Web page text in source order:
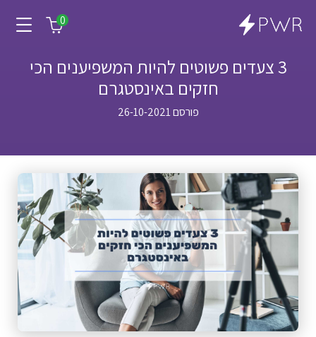
0
3 צעדים פשוטים להיות המשפיענים הכי
חזקים באינסטגרם
פורסם 26-10-2021